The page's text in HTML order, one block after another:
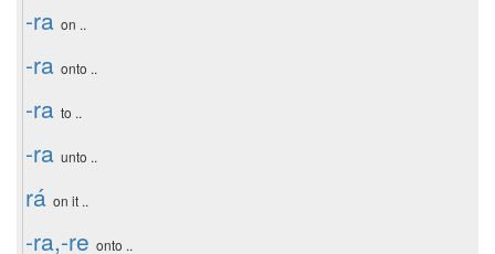
-ra on ..
-ra onto ..
-ra to ..
-ra unto ..
rá on it ..
-ra,-re onto ..